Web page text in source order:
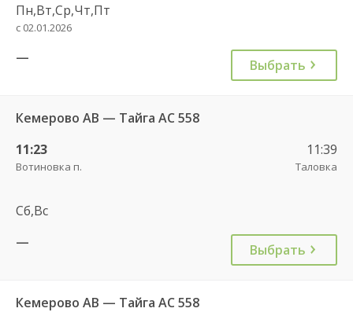
Пн,Вт,Ср,Чт,Пт
с 02.01.2026
— Выбрать
Кемерово АВ — Тайга АС 558
11:23
Вотиновка п.
11:39
Таловка
Сб,Вс
—
Выбрать
Кемерово АВ — Тайга АС 558